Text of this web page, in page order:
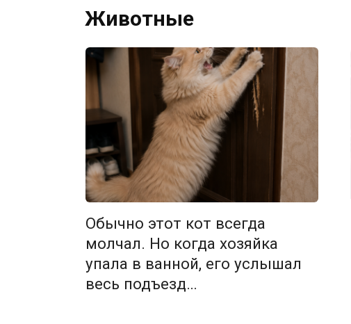
Животные
Обычно этот кот всегда
молчал. Но когда хозяйка
упала в ванной, его услышал
весь подъезд…